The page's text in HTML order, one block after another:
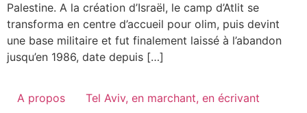
Palestine. A la création d’Israël, le camp d’Atlit se
transforma en centre d’accueil pour olim, puis devint
une base militaire et fut finalement laissé à l’abandon
jusqu’en 1986, date depuis […]
A propos
Tel Aviv, en marchant, en écrivant